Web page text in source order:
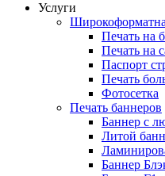
Услуги
Печать на
Печать на
Паспорт
Печать
Фотосетка
Печать баннеров
Баннер с
Литой
Баннер